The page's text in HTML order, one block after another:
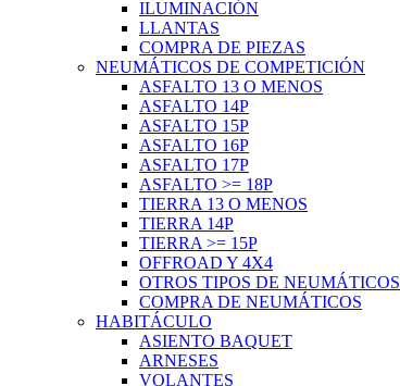
ILUMINACIÓN
LLANTAS
COMPRA DE PIEZAS
NEUMÁTICOS DE COMPETICIÓN
ASFALTO 13 O MENOS
ASFALTO 14P
ASFALTO 15P
ASFALTO 16P
ASFALTO 17P
ASFALTO >= 18P
TIERRA 13 O MENOS
TIERRA 14P
TIERRA >= 15P
OFFROAD Y 4X4
OTROS TIPOS DE NEUMÁTICOS
COMPRA DE NEUMÁTICOS
HABITÁCULO
ASIENTO BAQUET
ARNESES
VOLANTES